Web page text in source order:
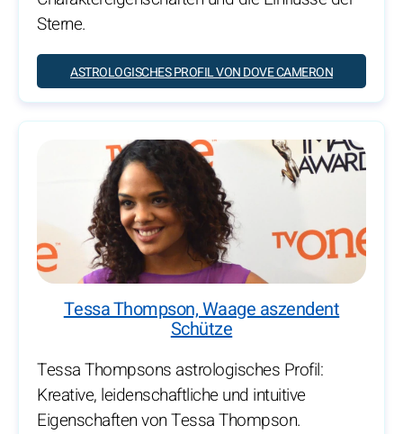
Sterne.
ASTROLOGISCHES PROFIL VON DOVE CAMERON
Tessa Thompson, Waage aszendent
Schütze
Tessa Thompsons astrologisches Profil:
Kreative, leidenschaftliche und intuitive
Eigenschaften von Tessa Thompson.